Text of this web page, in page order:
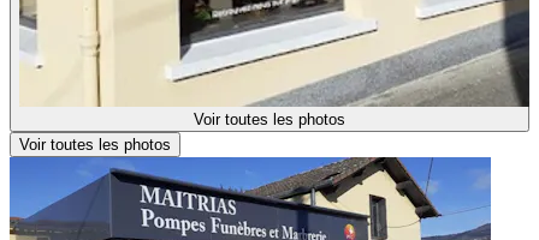
Voir toutes les photos
Voir toutes les photos